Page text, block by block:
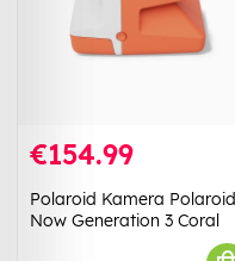
€154.99
Polaroid Kamera Polaroid
Now Generation 3 Coral